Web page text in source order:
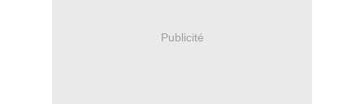
Publicité